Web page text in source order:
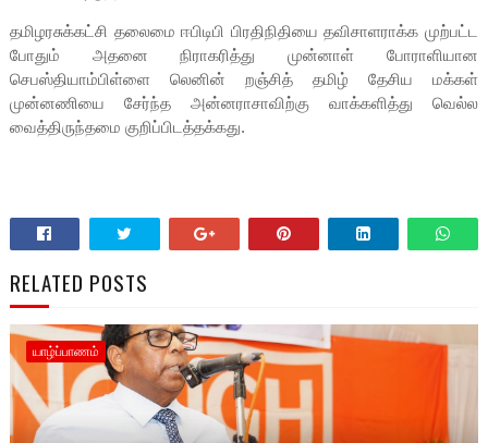
தமிழரசுக்கட்சி தலைமை ஈபிடிபி பிரதிநிதியை தவிசாளராக்க முற்பட்ட
போதும் அதனை நிராகரித்து முன்னாள் போராளியான
செபஸ்தியாம்பிள்ளை லெனின் றஞ்சித் தமிழ் தேசிய மக்கள்
முன்னணியை சேர்ந்த அன்னராசாவிற்கு வாக்களித்து வெல்ல
வைத்திருந்தமை குறிப்பிடத்தக்கது.
RELATED POSTS
யாழ்ப்பாணம்